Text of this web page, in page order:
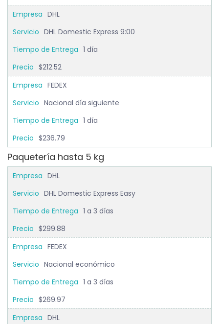
DHL
DHL Domestic Express 9:00
1 día
$212.52
FEDEX
Nacional día siguiente
1 día
$236.79
Paquetería hasta 5 kg
DHL
DHL Domestic Express Easy
1 a 3 días
$299.88
FEDEX
Nacional económico
1 a 3 días
$269.97
DHL